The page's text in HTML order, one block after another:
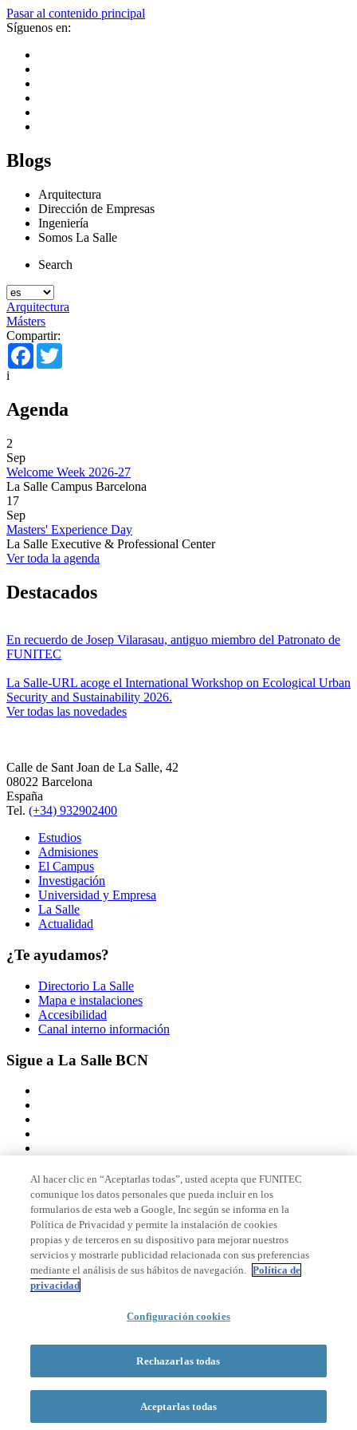
Pasar al contenido principal
Síguenos en:
Blogs
Arquitectura
Dirección de Empresas
Ingeniería
Somos La Salle
Search
Arquitectura
Másters
Compartir:
Facebook
i
Agenda
2
Sep
Welcome Week 2026-27
La Salle Campus Barcelona
17
Sep
Masters' Experience Day
La Salle Executive & Professional Center
Ver toda la agenda
Destacados
En recuerdo de Josep Vilarasau, antiguo miembro del Patronato de
FUNITEC
La Salle-URL acoge el International Workshop on Ecological Urban
Security and Sustainability 2026.
Ver todas las novedades
Calle de Sant Joan de La Salle, 42
08022 Barcelona
España
Tel. (+34) 932902400
Estudios
Admisiones
El Campus
Investigación
Universidad y Empresa
La Salle
Actualidad
¿Te ayudamos?
Directorio La Salle
Mapa e instalaciones
Accesibilidad
Canal interno información
Sigue a La Salle BCN
Miembro de
Acreditaciones
© 2026 La Salle Campus Barcelona - URL |
Formulario de búsqueda
Al hacer clic en “Aceptarlas todas”, usted acepta que FUNITEC
comunique los datos personales que pueda incluir en los
formularios de esta web a Google, Inc según se informa en la
Política de Privacidad y permite la instalación de cookies
propias y de terceros en su dispositivo para mejorar nuestros
servicios y mostrarle publicidad relacionada con sus preferencias
mediante el análisis de sus hábitos de navegación. Política de
privacidad
Configuración cookies
Rechazarlas todas
Aceptarlas todas